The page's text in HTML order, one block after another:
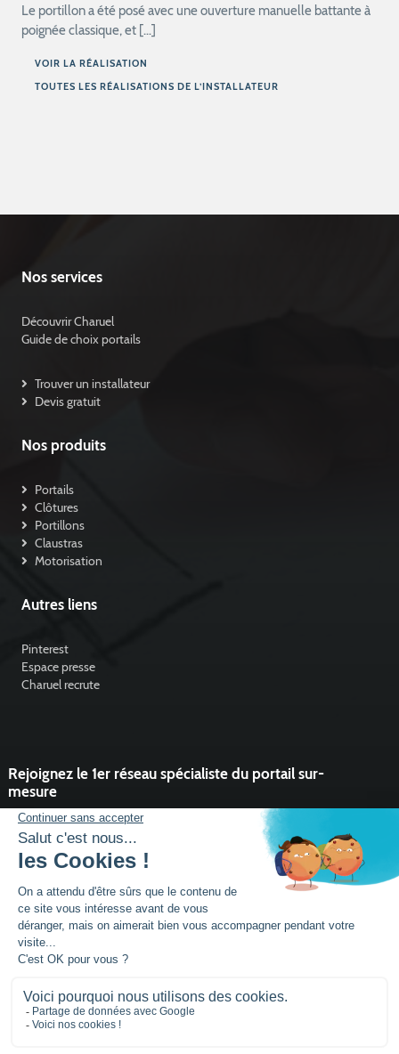
Le portillon a été posé avec une ouverture manuelle battante à
poignée classique, et […]
VOIR LA RÉALISATION
TOUTES LES RÉALISATIONS DE L’INSTALLATEUR
Nos services
Découvrir Charuel
Guide de choix portails
Trouver un installateur
Devis gratuit
Nos produits
Portails
Clôtures
Portillons
Claustras
Motorisation
Autres liens
Pinterest
Espace presse
Charuel recrute
Rejoignez le 1er réseau spécialiste du portail sur-
mesure
Vous souhaitez développer l'activité portail de votre entreprise ?
Rejoindre un réseau dynamique, avec un service et des outils qui
font la différence ?
DEVENIR PARTENAIRE